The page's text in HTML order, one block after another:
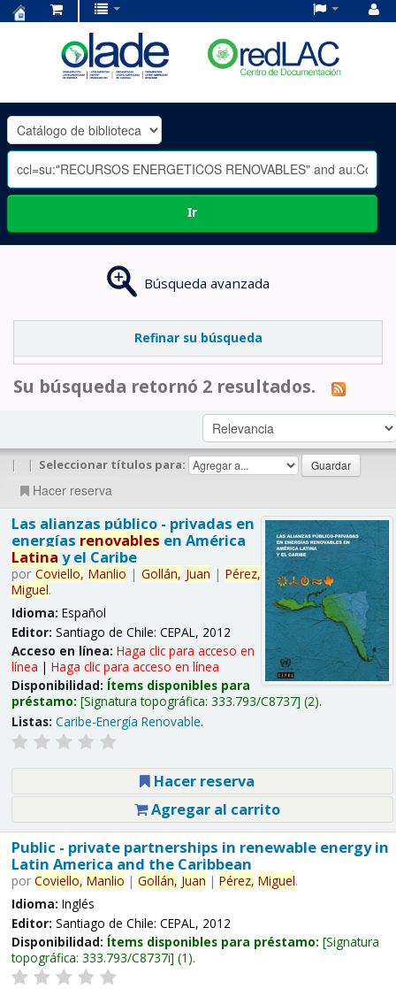
OLADE
-
Ir
Búsqueda avanzada
Refinar su búsqueda
Su búsqueda retornó 2 resultados.
| | Seleccionar títulos para:
Hacer reserva
Las alianzas público - privadas en
energías renovables en América
Latina y el Caribe
por Coviello, Manlio | Gollán, Juan | Pérez,
Miguel.
Idioma: Español
Editor: Santiago de Chile: CEPAL, 2012
Acceso en línea: Haga clic para acceso en
línea | Haga clic para acceso en línea
Disponibilidad: Ítems disponibles para
préstamo: Signatura topográfica: 333.793/C8737 (2).
Listas: Caribe-Energía Renovable.
Hacer reserva
Agregar al carrito
Public - private partnerships in renewable energy in
Latin America and the Caribbean
por Coviello, Manlio | Gollán, Juan | Pérez, Miguel.
Idioma: Inglés
Editor: Santiago de Chile: CEPAL, 2012
Disponibilidad: Ítems disponibles para préstamo: Signatura
topográfica: 333.793/C8737i (1).